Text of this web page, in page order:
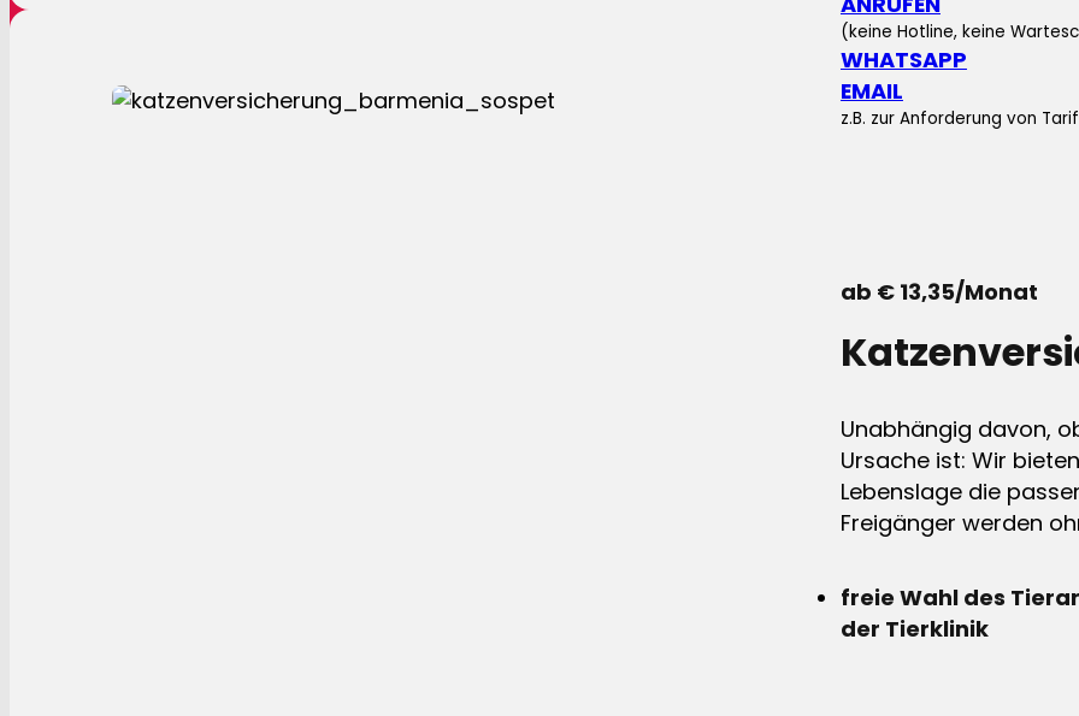
(keine Hotline, keine
WHATSAPP
EMAIL
z.B. zur Anforderung von
ab € 13,35/Monat
Unabhängig davon,
Ursache ist: Wir
Lebenslage die
Freigänger werden
freie Wahl des
der Tierklinik